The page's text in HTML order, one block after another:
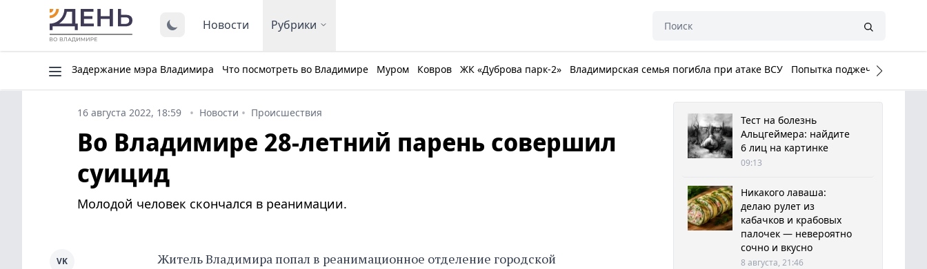
Новости Рубрики
Задержание мэра Владимира Что посмотреть во Владимире Муром Ковров ЖК «Дуброва парк-2» Владимирская семья погибла при атаке ВСУ Попытка поджечь Белый
16 августа 2022, 18:59 Новости Происшествия
Во Владимире 28-летний парень совершил
суицид
Молодой человек скончался в реанимации.
Житель Владимира попал в реанимационное отделение городской
VK
Тест на болезнь
Альцгеймера: найдите
6 лиц на картинке
09:13
Никакого лаваша:
делаю рулет из
кабачков и крабовых
палочек — невероятно
сочно и вкусно
8 августа, 21:46